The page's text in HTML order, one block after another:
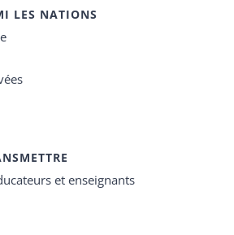
LES NATIONS
et enseignants